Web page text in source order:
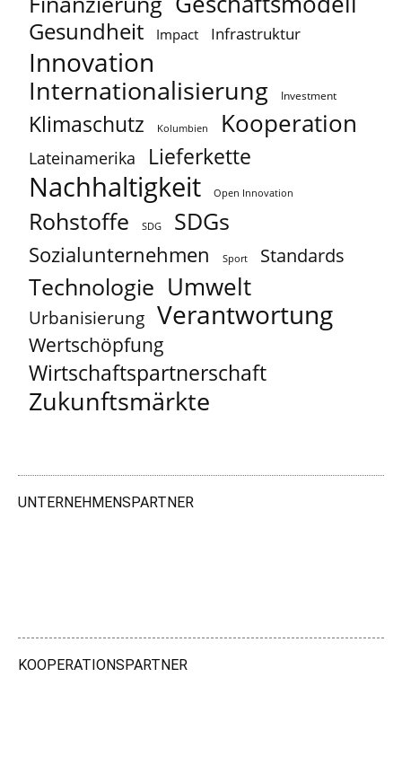
Gesundheit Impact Infrastruktur
Innovation
Internationalisierung Investment
Klimaschutz Kolumbien Kooperation
Lateinamerika Lieferkette
Nachhaltigkeit Open Innovation
Rohstoffe SDG SDGs
Sozialunternehmen Sport Standards
Technologie Umwelt
Urbanisierung Verantwortung
Wertschöpfung
Wirtschaftspartnerschaft
Zukunftsmärkte
UNTERNEHMENSPARTNER
KOOPERATIONSPARTNER